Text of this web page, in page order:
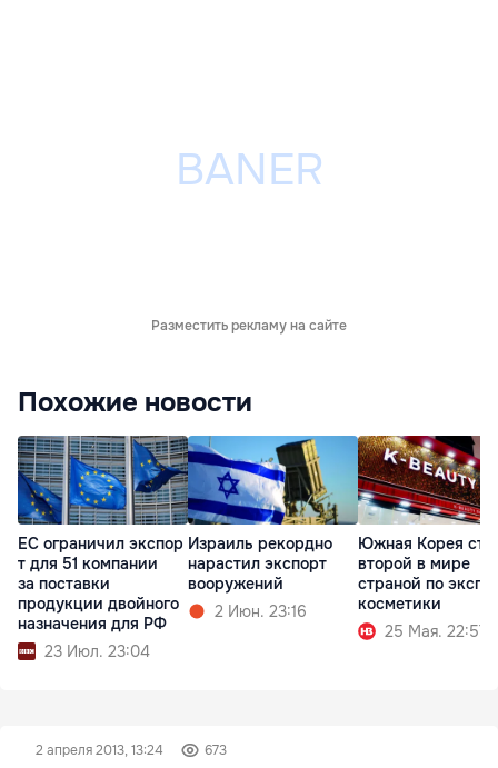
Разместить рекламу на сайте
Похожие новости
ЕС ограничил экспор
т для 51 компании
за поставки
продукции двойного
назначения для РФ
23 Июл. 23:04
Израиль рекордно
нарастил экспорт
вооружений
2 Июн. 23:16
Южная Корея
второй в мире
страной по
косметики
25 Мая. 22:57
2 апреля 2013, 13:24 673